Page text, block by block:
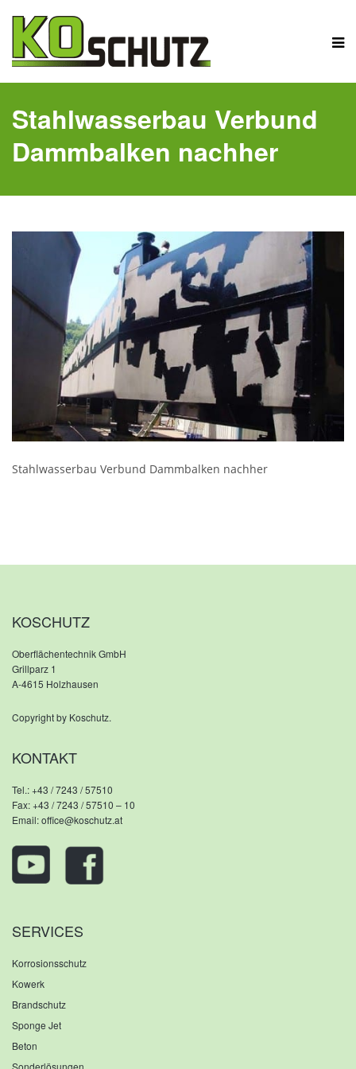
Stahlwasserbau Verbund
Dammbalken nachher
Stahlwasserbau Verbund Dammbalken nachher
KOSCHUTZ
Oberflächentechnik GmbH
Grillparz 1
A-4615 Holzhausen
Copyright by Koschutz.
KONTAKT
Tel.:+43 / 7243 / 57510
Fax: +43 / 7243 / 57510 – 10
Email:office@koschutz.at
SERVICES
Korrosionsschutz
Kowerk
Brandschutz
Sponge Jet
Beton
Sonderlösungen